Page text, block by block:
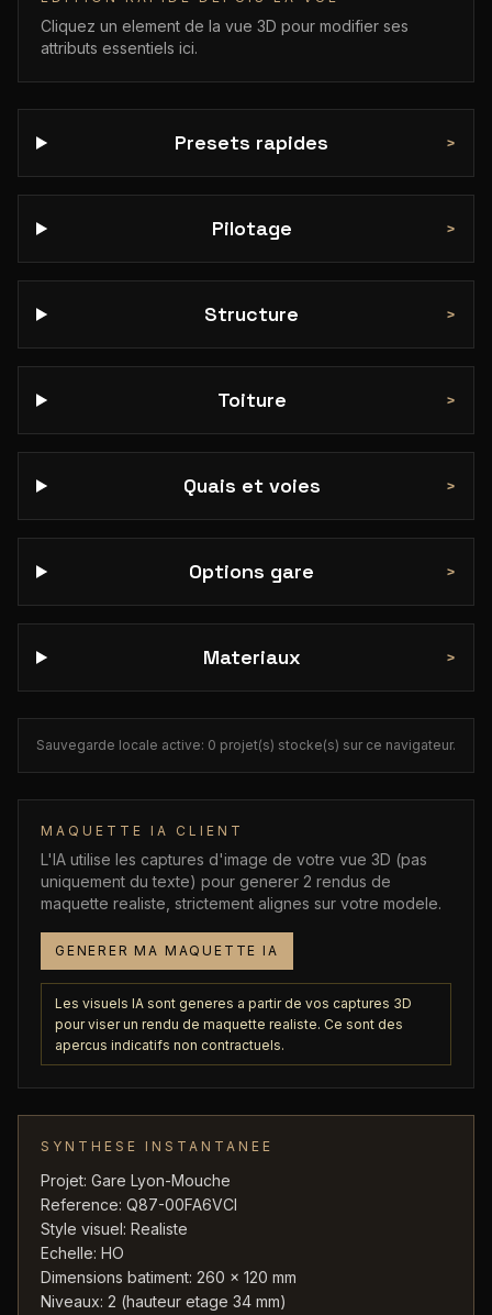
Cliquez un element de la vue 3D pour modifier ses
attributs essentiels ici.
Presets rapides >
Pilotage >
Structure >
Toiture >
Quais et voies >
Options gare >
Materiaux >
Sauvegarde locale active: 0 projet(s) stocke(s) sur ce navigateur.
MAQUETTE IA CLIENT
L'IA utilise les captures d'image de votre vue 3D (pas
uniquement du texte) pour generer 2 rendus de
maquette realiste, strictement alignes sur votre modele.
GENERER MA MAQUETTE IA
Les visuels IA sont generes a partir de vos captures 3D
pour viser un rendu de maquette realiste. Ce sont des
apercus indicatifs non contractuels.
SYNTHESE INSTANTANEE
Projet: Gare Lyon-Mouche
Reference: Q87-00FA6VCI
Style visuel: Realiste
Echelle: HO
Dimensions batiment: 260 x 120 mm
Niveaux: 2 (hauteur etage 34 mm)